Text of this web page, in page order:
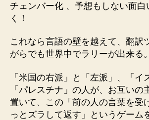
チェンバー化 、予想もしない面
く！
これなら言語の壁を越えて、翻訳
がらでも世界中でラリーが出来る。
「米国の右派」と「左派」、「イ
「パレスチナ」の人が、お互いの
置いて、この「前の人の言葉を受
っとズラして返す」というゲーム